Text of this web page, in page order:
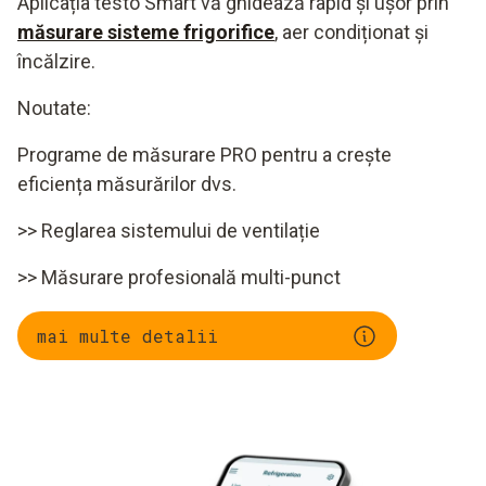
măsurare sisteme frigorifice, aer condiționat și
încălzire.
Noutate:
Programe de măsurare PRO pentru a crește
eficiența măsurărilor dvs.
>> Reglarea sistemului de ventilație
>> Măsurare profesională multi-punct
mai multe detalii